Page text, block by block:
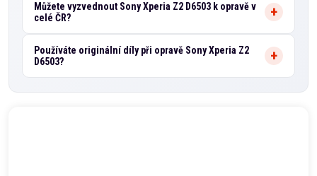
Můžete vyzvednout Sony Xperia Z2 D6503 k opravě v
celé ČR?
Používáte originální díly při opravě Sony Xperia Z2
D6503?